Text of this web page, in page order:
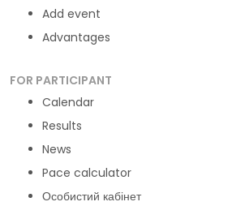
Add event
Advantages
FOR PARTICIPANT
Calendar
Results
News
Pace calculator
Особистий кабінет